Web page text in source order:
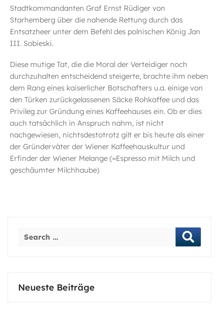
Stadtkommandanten Graf Ernst Rüdiger von
Starhemberg über die nahende Rettung durch das
Entsatzheer unter dem Befehl des polnischen König Jan
III. Sobieski.
Diese mutige Tat, die die Moral der Verteidiger noch
durchzuhalten entscheidend steigerte, brachte ihm neben
dem Rang eines kaiserlicher Botschafters u.a. einige von
den Türken zurückgelassenen Säcke Rohkaffee und das
Privileg zur Gründung eines Kaffeehauses ein. Ob er dies
auch tatsächlich in Anspruch nahm, ist nicht
nachgewiesen, nichtsdestotrotz gilt er bis heute als einer
der Gründerväter der Wiener Kaffeehauskultur und
Erfinder der Wiener Melange (=Espresso mit Milch und
geschäumter Milchhaube)
Neueste Beiträge